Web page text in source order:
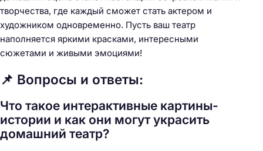
творчества, где каждый сможет стать актером и
художником одновременно. Пусть ваш театр
наполняется яркими красками, интересными
сюжетами и живыми эмоциями!
📌 Вопросы и ответы:
Что такое интерактивные картины-
истории и как они могут украсить
домашний театр?